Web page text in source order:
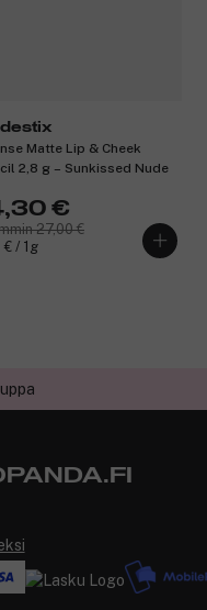
Matte Lip & Cheek
2,8 g – Sunkissed Nude
€
27,00 €
€ / 1g